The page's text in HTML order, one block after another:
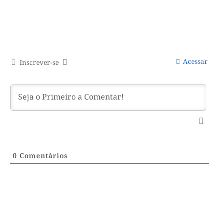
Inscrever-se Acessar
0 Comentários